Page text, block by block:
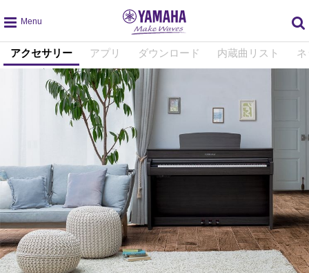
global
navigation
アクセサリー アプリ ダウンロード 内蔵曲リスト